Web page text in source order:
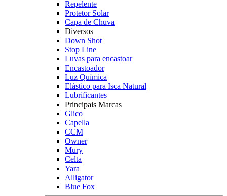
Repelente
Protetor Solar
Capa de Chuva
Diversos
Down Shot
Stop Line
Luvas para encastoar
Encastoador
Luz Química
Elástico para Isca Natural
Lubrificantes
Principais Marcas
Glico
Capella
CCM
Owner
Mury
Celta
Yara
Alligator
Blue Fox